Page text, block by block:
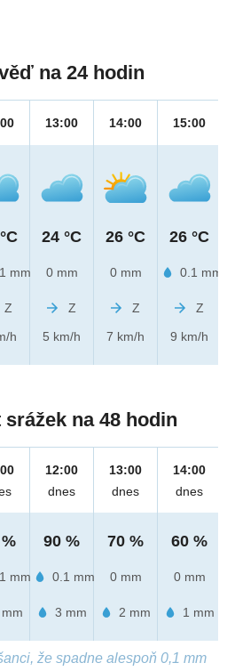
na 24 hodin
mm
Z
h
13:00
24 °C
0 mm
Z
5 km/h
14:00
26 °C
0 mm
Z
7 km/h
15:00
26 °C
0.1 mm
Z
9 km/h
na 48 hodin
mm
12:00
dnes
90 %
0.1 mm
3 mm
13:00
dnes
70 %
0 mm
2 mm
14:00
dnes
60 %
0 mm
1 mm
že spadne alespoň 0,1 mm